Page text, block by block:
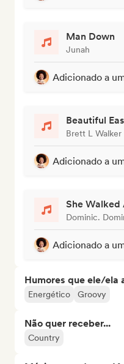
Man Down
Junah
Adicionado a
Beautiful
Brett L Walker
Adicionado a
She Walked
Dominic.
Adicionado a
Humores que ele/ela
Energético Groovy
Não quer receber...
Country